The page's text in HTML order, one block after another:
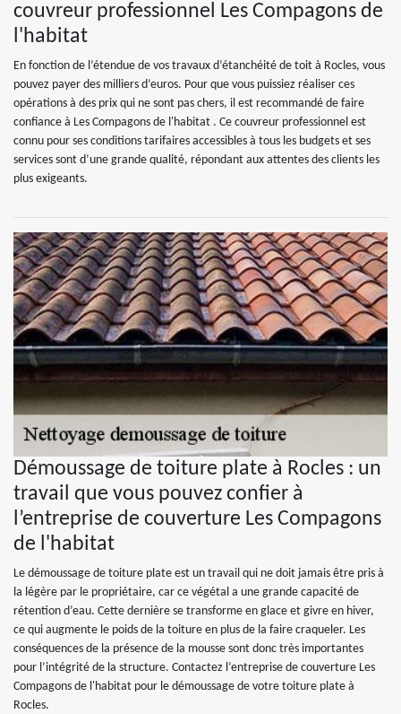
couvreur professionnel Les Compagons de
l'habitat
En fonction de l’étendue de vos travaux d’étanchéité de toit à Rocles, vous
pouvez payer des milliers d’euros. Pour que vous puissiez réaliser ces
opérations à des prix qui ne sont pas chers, il est recommandé de faire
confiance à Les Compagons de l'habitat . Ce couvreur professionnel est
connu pour ses conditions tarifaires accessibles à tous les budgets et ses
services sont d’une grande qualité, répondant aux attentes des clients les
plus exigeants.
Démoussage de toiture plate à Rocles : un
travail que vous pouvez confier à
l’entreprise de couverture Les Compagons
de l'habitat
Le démoussage de toiture plate est un travail qui ne doit jamais être pris à
la légère par le propriétaire, car ce végétal a une grande capacité de
rétention d’eau. Cette dernière se transforme en glace et givre en hiver,
ce qui augmente le poids de la toiture en plus de la faire craqueler. Les
conséquences de la présence de la mousse sont donc très importantes
pour l’intégrité de la structure. Contactez l’entreprise de couverture Les
Compagons de l'habitat pour le démoussage de votre toiture plate à
Rocles.